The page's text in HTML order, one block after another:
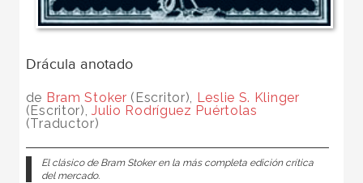
Drácula anotado
de Bram Stoker (Escritor), Leslie S. Klinger
(Escritor),Julio Rodríguez Puértolas
(Traductor)
El clásico de Bram Stoker en la más completa edición crítica
del mercado.